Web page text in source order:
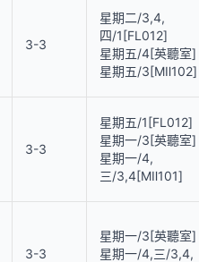
3-3
星期二/3,4,
四/1[FL012]
星期五/4[英聽室]
星期五/3[MⅡ102]
3-3
星期五/1[FL012]
星期一/3[英聽室]
星期一/4,
三/3,4[MⅡ101]
3-3
星期一/3[英聽室]
星期一/4,三/3,4,